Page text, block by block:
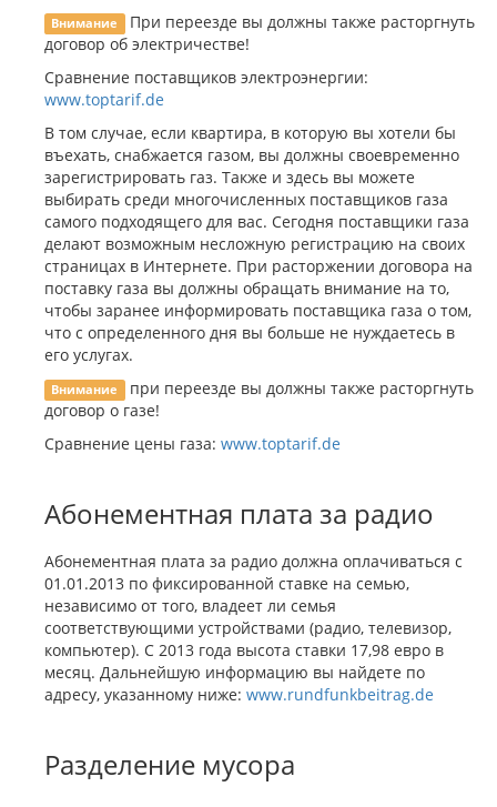
Внимание При переезде вы должны также расторгнуть
договор об электричестве!
Сравнение поставщиков электроэнергии:
www.toptarif.de
В том случае, если квартира, в которую вы хотели бы
въехать, снабжается газом, вы должны своевременно
зарегистрировать газ. Также и здесь вы можете
выбирать среди многочисленных поставщиков газа
самого подходящего для вас. Сегодня поставщики газа
делают возможным несложную регистрацию на своих
страницах в Интернете. При расторжении договора на
поставку газа вы должны обращать внимание на то,
чтобы заранее информировать поставщика газа о том,
что с определенного дня вы больше не нуждаетесь в
его услугах.
Внимание при переезде вы должны также расторгнуть
договор о газе!
Сравнение цены газа: www.toptarif.de
Абонементная плата за радио
Абонементная плата за радио должна оплачиваться с
01.01.2013 по фиксированной ставке на семью,
независимо от того, владеет ли семья
соответствующими устройствами (радио, телевизор,
компьютер). С 2013 года высота ставки 17,98 евро в
месяц. Дальнейшую информацию вы найдете по
адресу, указанному ниже: www.rundfunkbeitrag.de
Разделение мусора